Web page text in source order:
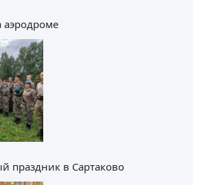
праздник в Сартаково